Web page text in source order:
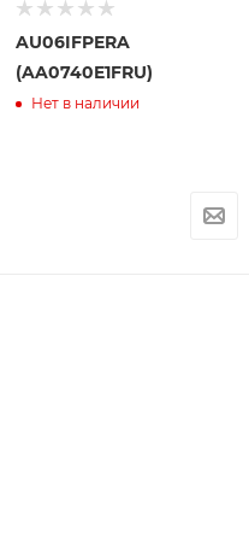
AU06IFPERA
(AA0740E1FRU)
Нет в наличии